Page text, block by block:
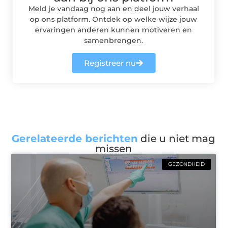
Meld je vandaag nog aan en deel jouw verhaal
op ons platform. Ontdek op welke wijze jouw
ervaringen anderen kunnen motiveren en
samenbrengen.
Registreer nu
Gerelateerde berichten die u niet mag
missen
GEZONDHEID